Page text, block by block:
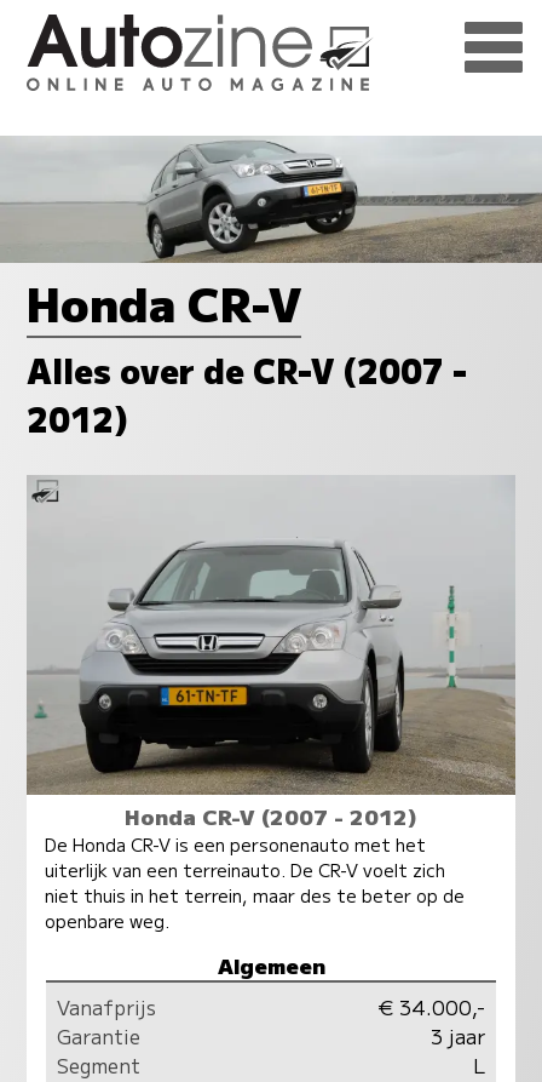
Honda CR-V
Alles over de CR-V (2007 -
2012)
Honda CR-V (2007 - 2012)
De Honda CR-V is een personenauto met het
uiterlijk van een terreinauto. De CR-V voelt zich
niet thuis in het terrein, maar des te beter op de
openbare weg.
Algemeen
Vanafprijs
€ 34.000,-
Garantie
3 jaar
Segment
L